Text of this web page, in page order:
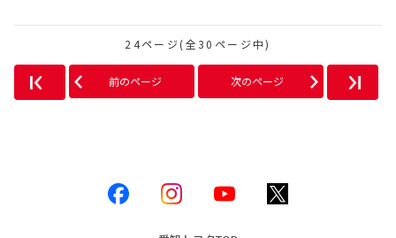
24ページ(全30ページ中)
前のページ 次のページ